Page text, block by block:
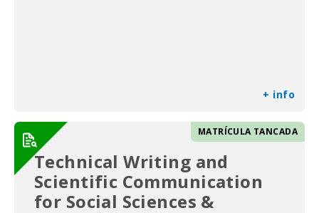
+ info
MATRÍCULA TANCADA
Technical Writing and
Scientific Communication
for Social Sciences &